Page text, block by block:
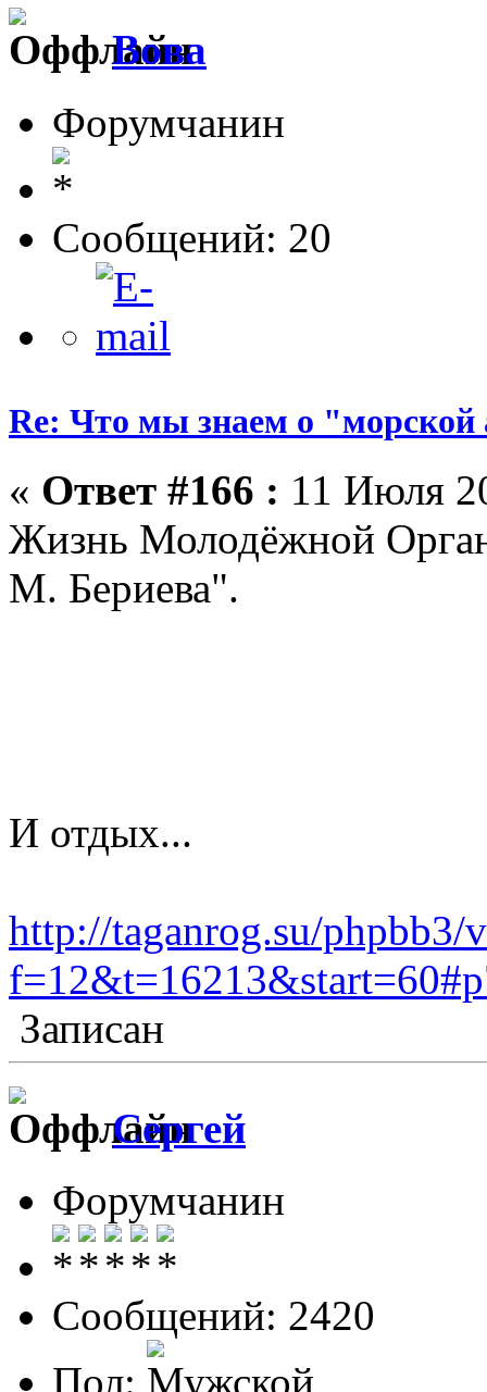
Boвa
Форумчанин
Сообщений: 20
Re: Что мы знаем о "морской
« Ответ #166 : 11 Июля
Жизнь Молодёжной
М. Бериева".
И отдых...
http://taganrog.su/phpbb3/
Записан
Сергей
Форумчанин
Сообщений: 2420
Пол: